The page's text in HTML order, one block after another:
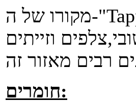
וזייתים
חומרים: